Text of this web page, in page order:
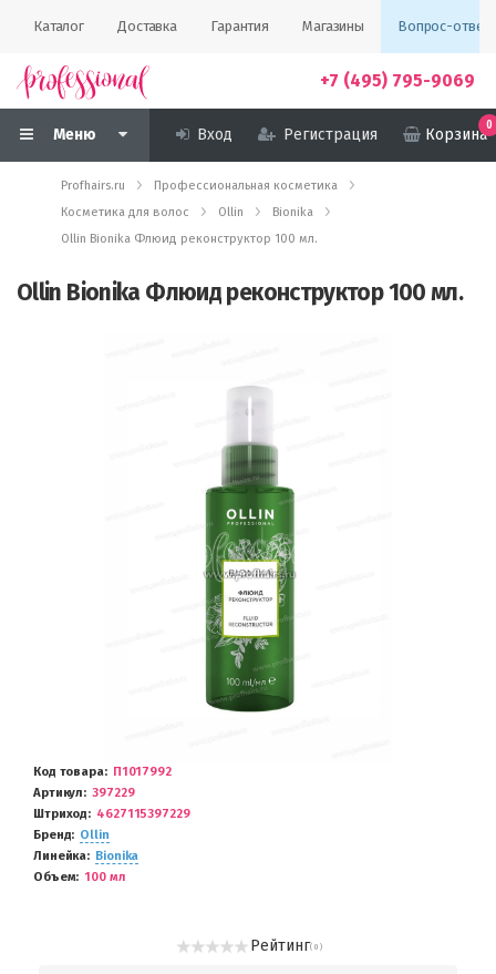
Каталог Доставка Гарантия Магазины Вопрос-ответ
+7 (495) 795-9069
Меню Вход Регистрация Корзина
0
Profhairs.ru
Профессиональная косметика
Косметика для волос
Ollin
Bionika
Ollin Bionika Флюид реконструктор 100 мл.
Ollin Bionika Флюид реконструктор 100 мл.
Код товара
П1017992
Артикул
397229
Штриход
4627115397229
Бренд
Ollin
Линейка
Bionika
Объем
100 мл
Рейтинг( 0 )